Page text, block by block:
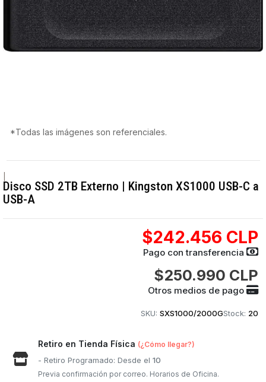
*Todas las imágenes son referenciales.
Disco SSD 2TB Externo | Kingston XS1000 USB-C a
USB-A
$242.456 CLP
Pago con transferencia
$250.990 CLP
Otros medios de pago
SKU: SXS1000/2000GStock: 20
Retiro en Tienda Física (¿Cómo llegar?)
- Retiro Programado: Desde el10
Previa confirmación por correo. Horarios de Oficina.